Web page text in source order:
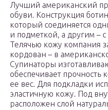
Лучший американский
обуви. Конструкция
который соединяется
и подметкой, а другим –
Телячью кожу компания
кордован – в
Супинаторы
обеспечивает прочность
ее вес. Для подкладки
эластичную кожу. Под
расположен слой